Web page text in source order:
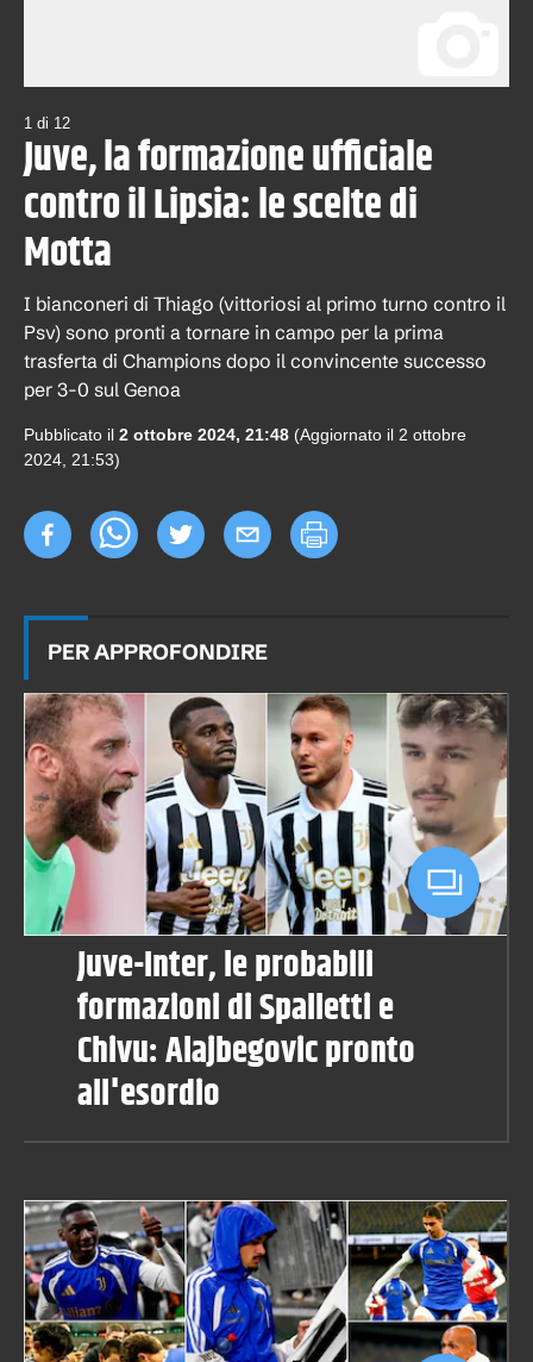
1 di 12
Juve, la formazione ufficiale
contro il Lipsia: le scelte di
Motta
I bianconeri di Thiago (vittoriosi al primo turno contro il
Psv) sono pronti a tornare in campo per la prima
trasferta di Champions dopo il convincente successo
per 3-0 sul Genoa
Pubblicato il 2 ottobre 2024, 21:48 (Aggiornato il 2 ottobre
2024, 21:53)
PER APPROFONDIRE
Juve-Inter, le probabili
formazioni di Spalletti e
Chivu: Alajbegovic pronto
all'esordio